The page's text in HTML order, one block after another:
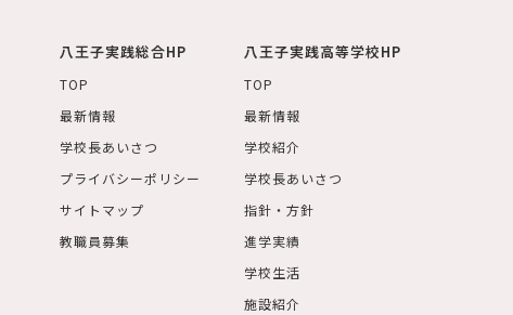
八王子実践総合HP
TOP
最新情報
学校長あいさつ
プライバシーポリシー
サイトマップ
教職員募集
八王子実践高等学校HP
TOP
最新情報
学校紹介
学校長あいさつ
指針・方針
進学実績
学校生活
施設紹介